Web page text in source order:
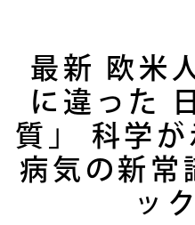
最新 欧米
に違った
質」 科学が
病気の新常
ッ